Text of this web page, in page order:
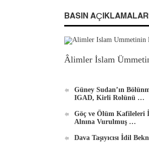
BASIN
Âlimler İslam
Güney Sudan’ın
IGAD, Kirli Rolünü …
Göç ve Ölüm
Alnına Vurulmuş …
Dava Taşıyıcısı İdil